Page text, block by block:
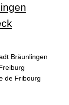
Bräunlingen
de Fribourg